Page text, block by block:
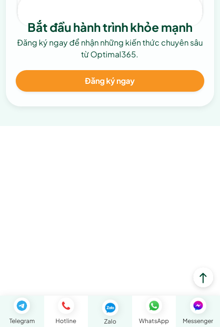
Bắt đầu hành trình khỏe mạnh
Đăng ký ngay để nhận những kiến thức chuyên sâu
từ Optimal365.
Đăng ký ngay
Messenger
WhatsApp
Zalo
Hotline
Telegram